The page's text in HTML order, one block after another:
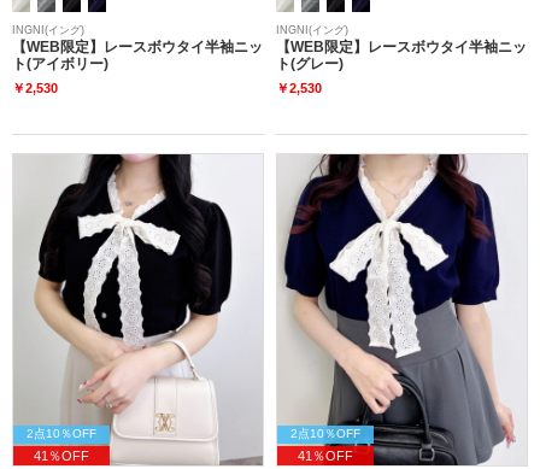
INGNI(イング)
【WEB限定】レースボウタイ半袖ニッ
ト(アイボリー)
￥2,530
INGNI(イング)
【WEB限定】レースボウタイ半袖ニッ
ト(グレー)
￥2,530
2点10％OFF
41％OFF
2点10％OFF
41％OFF